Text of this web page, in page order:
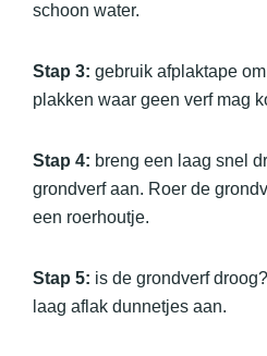
schoon water.
Stap 3: gebruik afplaktape
plakken waar geen verf mag
Stap 4: breng een laag snel
grondverf aan. Roer de
een roerhoutje.
Stap 5: is de grondverf
laag aflak dunnetjes aan.